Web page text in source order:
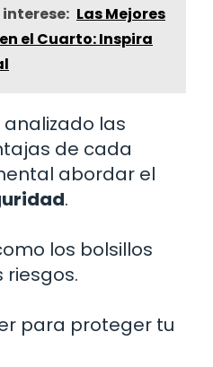
Las Mejores
el Cuarto: Inspira
las
de cada
abordar el
.
los bolsillos
riesgos.
para proteger tu